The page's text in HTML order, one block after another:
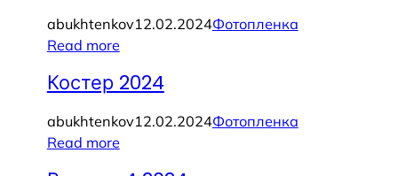
abukhtenkov12.02.2024Фотопленка
Read more
Костер 2024
abukhtenkov12.02.2024Фотопленка
Read more